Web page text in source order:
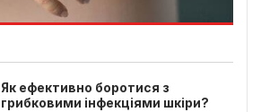
Як ефективно боротися з
грибковими інфекціями шкіри?